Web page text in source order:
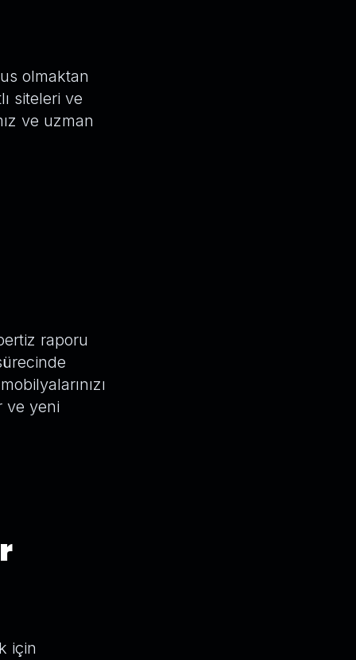
olmaktan
siteleri ve
ve uzman
raporu
ve yeni
için